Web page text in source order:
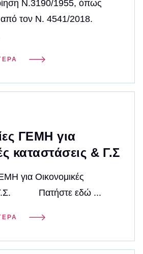
Ν.3190/1955, όπως
από τον Ν. 4541/2018.
ΓΕΜΗ για
καταστάσεις & Γ.Σ
για Οικονομικές
Γ.Σ. Πατήστε εδώ ...